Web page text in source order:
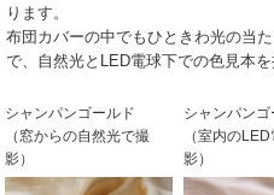
ります。
布団カバーの中でもひときわ光の当
で、自然光とLED電球下での色見本
シャンパンゴールド
（窓からの自然光で撮
影）
シャンパンゴ
（室内の
影）